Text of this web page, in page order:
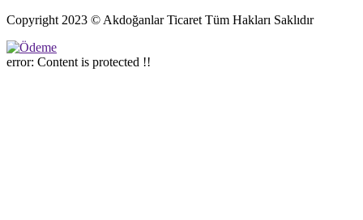
Copyright 2023 © Akdoğanlar Ticaret Tüm Hakları Saklıdır
error: Content is protected !!